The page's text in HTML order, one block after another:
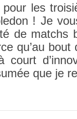
pour les
! Je
de matchs
qu’au
court
que je